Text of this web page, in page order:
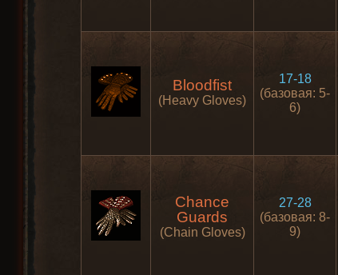
Bloodfist
(Heavy Gloves)
17-18
(базовая: 5-
6)
Chance
Guards
(Chain Gloves)
27-28
(базовая: 8-
9)